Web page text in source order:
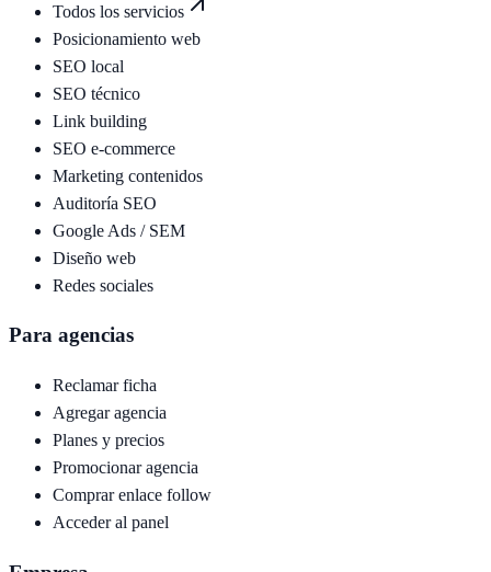
Todos los servicios
Posicionamiento web
SEO local
SEO técnico
Link building
SEO e-commerce
Marketing contenidos
Auditoría SEO
Google Ads / SEM
Diseño web
Redes sociales
Para agencias
Reclamar ficha
Agregar agencia
Planes y precios
Promocionar agencia
Comprar enlace follow
Acceder al panel